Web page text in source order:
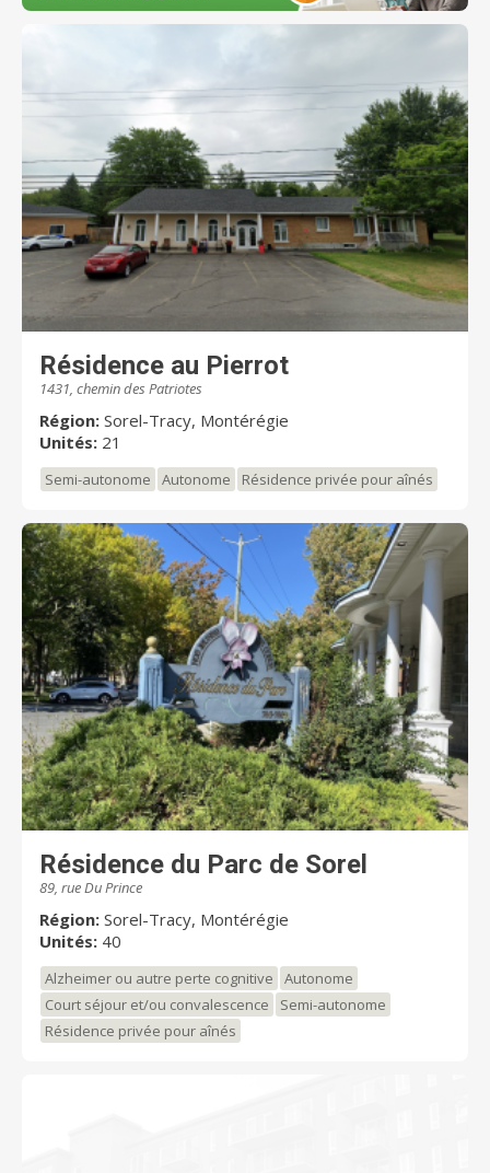
Résidence au Pierrot
1431, chemin des Patriotes
Région: Sorel-Tracy, Montérégie
Unités: 21
Semi-autonome Autonome Résidence privée pour aînés
Résidence du Parc de Sorel
89, rue Du Prince
Région: Sorel-Tracy, Montérégie
Unités: 40
Alzheimer ou autre perte cognitive
Autonome
Court séjour et/ou convalescence
Semi-autonome
Résidence privée pour aînés